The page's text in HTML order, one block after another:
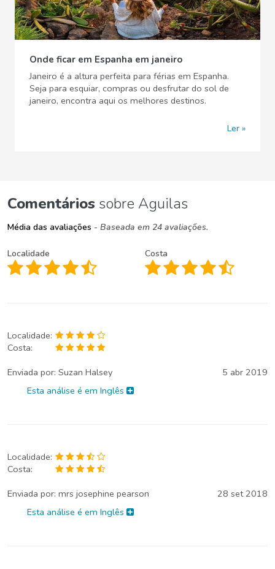
Onde ficar em Espanha em janeiro
Janeiro é a altura perfeita para férias em Espanha.
Seja para esquiar, compras ou desfrutar do sol de
janeiro, encontra aqui os melhores destinos.
Ler
Comentários sobre Aguilas
Média das avaliações - Baseada em 24 avaliações.
Localidade Costa
Localidade:
Costa:
Enviada por: Suzan Halsey
5 abr 2019
Esta análise é em Inglês
Localidade:
Costa:
Enviada por: mrs josephine pearson
28 set 2018
Esta análise é em Inglês